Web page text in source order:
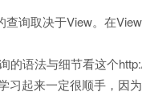
询取决于View。在
的语法与细节看这个
习起来一定很顺手，因